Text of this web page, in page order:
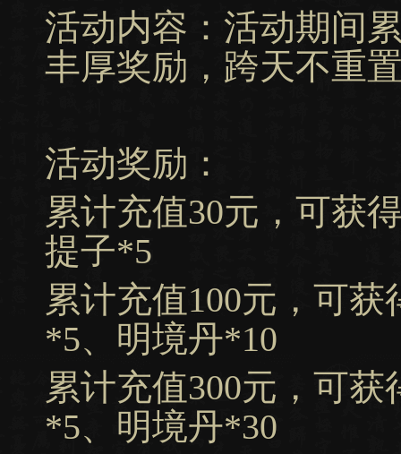
活动内容：活动期间
丰厚奖励，跨天不重
活动奖励：
累计充值30元，可获
提子*5
累计充值100元，可
*5、明境丹*10
累计充值300元，可
*5、明境丹*30